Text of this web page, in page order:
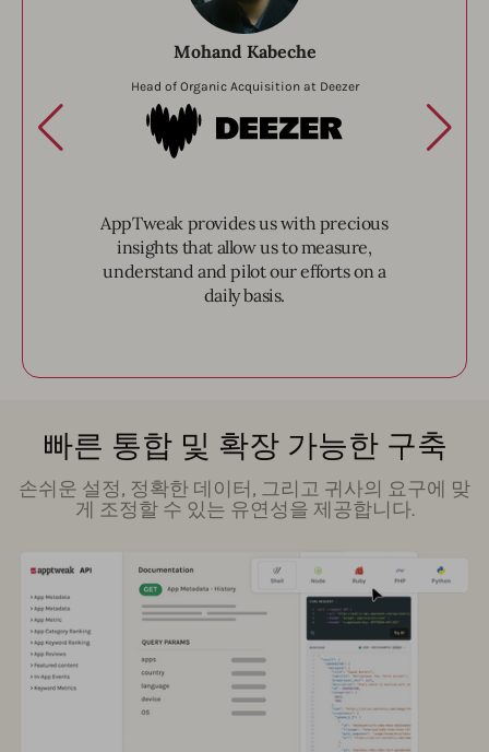
Mohand Kabeche
Head of Organic Acquisition at Deezer
Deezer
AppTweak provides us with precious
insights that allow us to measure,
understand and pilot our efforts on a
daily basis.
빠른 통합 및 확장 가능한 구축
손쉬운 설정, 정확한 데이터, 그리고 귀사의 요구에 맞
게 조정할 수 있는 유연성을 제공합니다.